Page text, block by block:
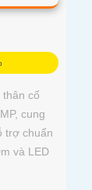
thân cố
cung
trợ chuẩn
và LED